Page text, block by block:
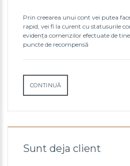
Prin creearea unui cont vei putea
rapid, vei fi la curent cu statusurile
evidenţa comenzilor efectuate de
puncte de recompensă
CONTINUĂ
Sunt deja client